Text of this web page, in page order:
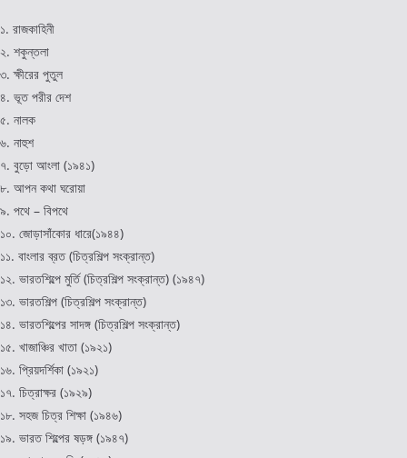
১. রাজকাহিনী
২. শকুন্তলা
৩. ক্ষীরের পুতুল
৪. ভূত পরীর দেশ
৫. নালক
৬. নাহুশ
৭. বুড়ো আংলা (১৯৪১)
৮. আপন কথা ঘরোয়া
৯. পথে – বিপথে
১০. জোড়াসাঁকোর ধারে(১৯৪৪)
১১. বাংলার ব্রত (চিত্রশিল্প সংক্রান্ত)
১২. ভারতশিল্পে মুর্তি (চিত্রশিল্প সংক্রান্ত) (১৯৪৭)
১৩. ভারতশিল্প (চিত্রশিল্প সংক্রান্ত)
১৪. ভারতশিল্পের সাদঙ্গ (চিত্রশিল্প সংক্রান্ত)
১৫. খাজাঞ্চির খাতা (১৯২১)
১৬. প্রিয়দর্শিকা (১৯২১)
১৭. চিত্রাক্ষর (১৯২৯)
১৮. সহজ চিত্র শিক্ষা (১৯৪৬)
১৯. ভারত শিল্পের ষড়ঙ্গ (১৯৪৭)